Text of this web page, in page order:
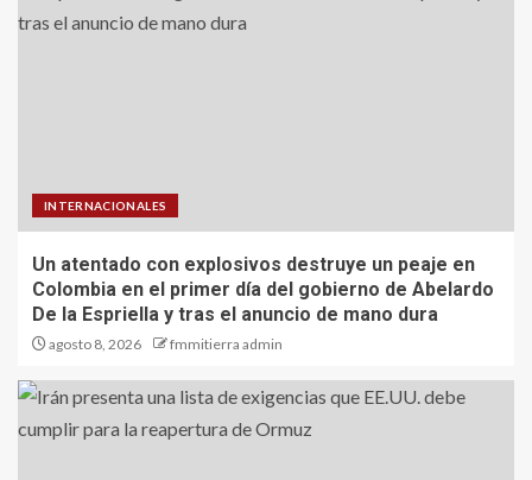
INTERNACIONALES
Un atentado con explosivos destruye un peaje en
Colombia en el primer día del gobierno de Abelardo
De la Espriella y tras el anuncio de mano dura
agosto 8, 2026 fmmitierra admin